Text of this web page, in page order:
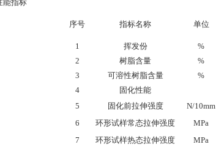
能指标
序号 指标名称 单位
1
挥发份 %
2
树脂含量 %
3
可溶性树脂含量 %
4
固化性能
5
固化前拉伸强度 N/10mm
6 环形试样常态拉伸强度 MPa
7 环形试样热态拉伸强度 MPa